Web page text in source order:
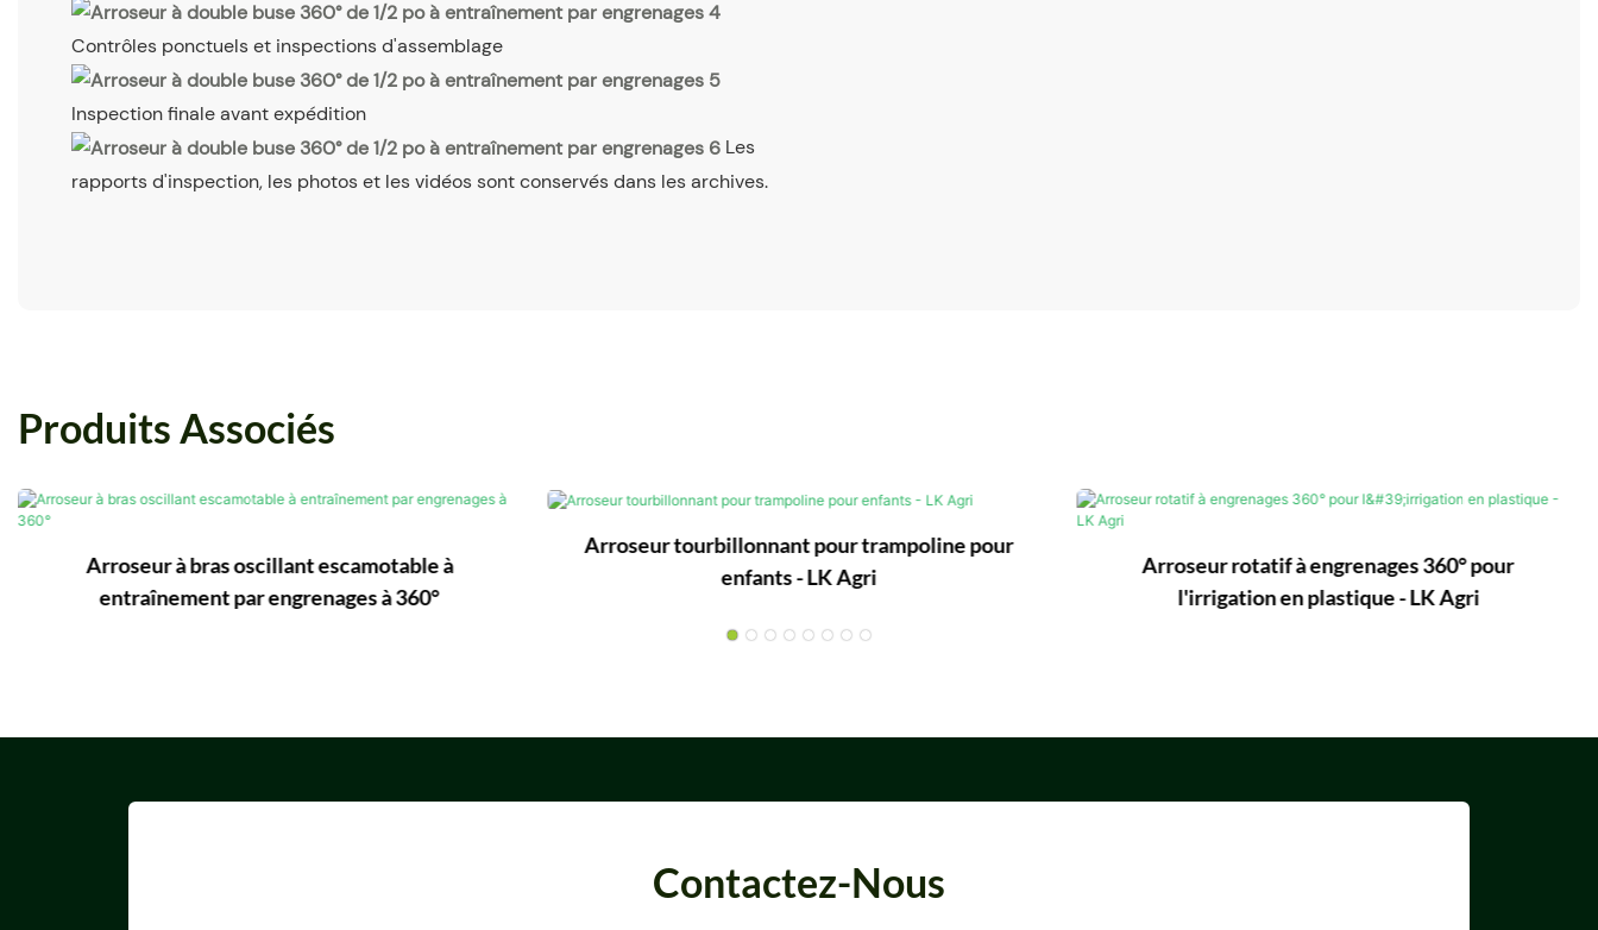
Contrôles ponctuels et inspections d'assemblage
Inspection finale avant expédition
Les
rapports d'inspection, les photos et les vidéos sont conservés dans les archives.
Produits Associés
Arroseur à bras oscillant escamotable à
entraînement par engrenages à 360°
Arroseur tourbillonnant pour trampoline pour
enfants - LK Agri
Arroseur rotatif à engrenages 360° pour
l'irrigation en plastique - LK Agri
Contactez-Nous